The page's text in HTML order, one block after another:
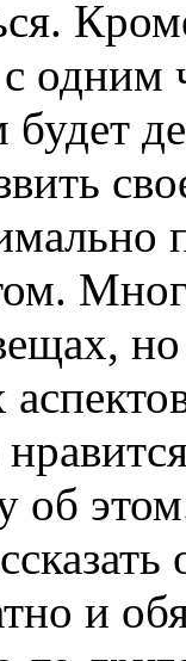
одним
но
об
и